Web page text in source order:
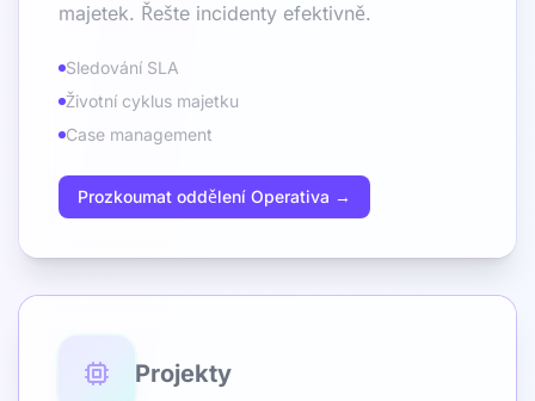
majetek. Řešte incidenty efektivně.
Sledování SLA
Životní cyklus majetku
Case management
Prozkoumat oddělení Operativa →
Projekty